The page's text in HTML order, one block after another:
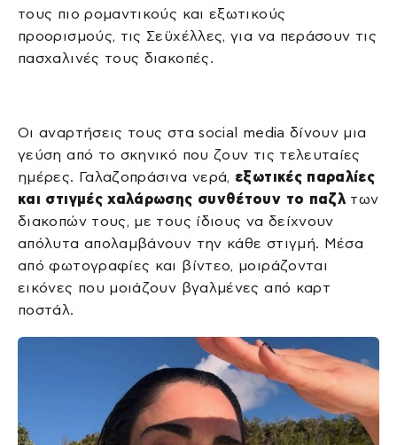
τους πιο ρομαντικούς και εξωτικούς
προορισμούς, τις Σεϋχέλλες, για να περάσουν τις
πασχαλινές τους διακοπές.
Οι αναρτήσεις τους στα social media δίνουν μια
γεύση από το σκηνικό που ζουν τις τελευταίες
ημέρες. Γαλαζοπράσινα νερά, εξωτικές παραλίες
και στιγμές χαλάρωσης συνθέτουν το παζλ των
διακοπών τους, με τους ίδιους να δείχνουν
απόλυτα απολαμβάνουν την κάθε στιγμή. Μέσα
από φωτογραφίες και βίντεο, μοιράζονται
εικόνες που μοιάζουν βγαλμένες από καρτ
ποστάλ.